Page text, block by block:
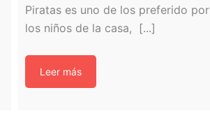
Piratas es uno de los preferido por
los niños de la casa, [...]
Leer más